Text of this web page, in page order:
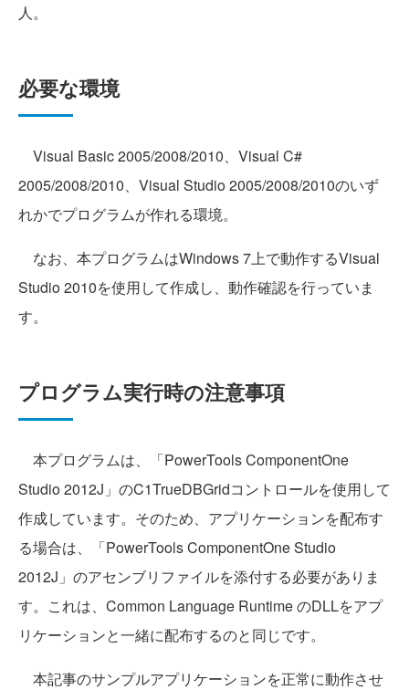
人。
必要な環境
Visual Basic 2005/2008/2010、Visual C#
2005/2008/2010、Visual Studio 2005/2008/2010のいず
れかでプログラムが作れる環境。
なお、本プログラムはWindows 7上で動作するVisual
Studio 2010を使用して作成し、動作確認を行っていま
す。
プログラム実行時の注意事項
本プログラムは、「PowerTools ComponentOne
Studio 2012J」のC1TrueDBGridコントロールを使用して
作成しています。そのため、アプリケーションを配布す
る場合は、「PowerTools ComponentOne Studio
2012J」のアセンブリファイルを添付する必要がありま
す。これは、Common Language Runtime のDLLをアプ
リケーションと一緒に配布するのと同じです。
本記事のサンプルアプリケーションを正常に動作させ